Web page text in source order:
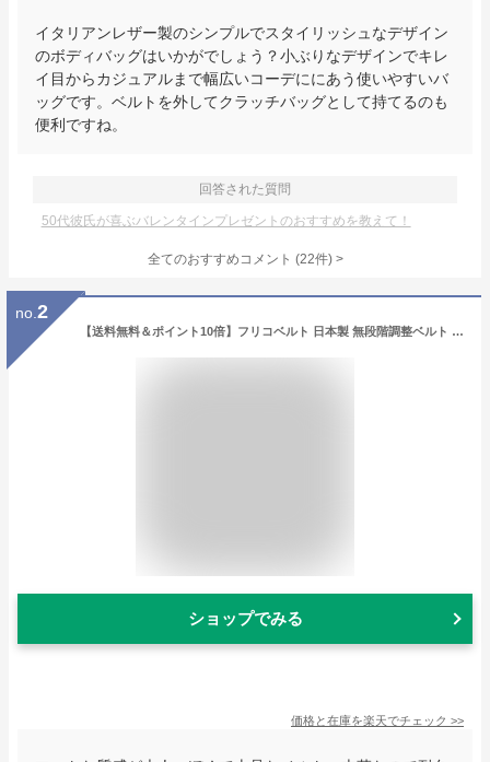
イタリアンレザー製のシンプルでスタイリッシュなデザイン
のボディバッグはいかがでしょう？小ぶりなデザインでキレ
イ目からカジュアルまで幅広いコーデににあう使いやすいバ
ッグです。ベルトを外してクラッチバッグとして持てるのも
便利ですね。
回答された質問
50代彼氏が喜ぶバレンタインプレゼントのおすすめを教えて！
全てのおすすめコメント (22件) >
no. 2
【送料無料＆ポイント10倍】フリコベルト 日本製 無段階調整ベルト ベルト メンズ 父の日 本革 本革ベルト 革 レザー メンズ ふりこベルト 振り子ベルト イタリアンレザー スライドバックルベルト 30代 40代 50代 誕生日 ギフト プレゼント 【STK】【在庫一掃SALE】
ショップでみる
価格と在庫を楽天でチェック >>